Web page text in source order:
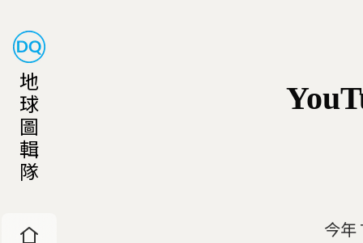
地
球
圖
輯
隊
今年